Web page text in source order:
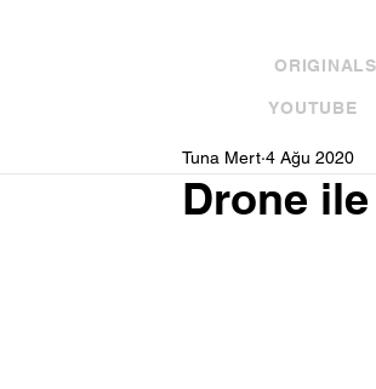
ORIGINALS
YOUTUBE
Drone
Tuna Mert 4 Ağu 2020